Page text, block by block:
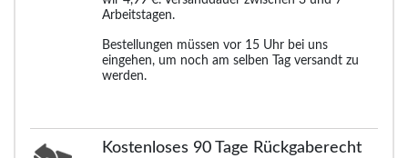
Arbeitstagen.
Bestellungen müssen vor 15 Uhr bei uns
eingehen, um noch am selben Tag versandt zu
werden.
Kostenloses 90 Tage Rückgaberecht